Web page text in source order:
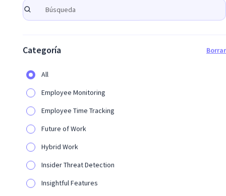
Categoría Borrar
All
Employee Monitoring
Employee Time Tracking
Future of Work
Hybrid Work
Insider Threat Detection
Insightful Features
WORKFORCE ANALYTICS
Las mejores alternativas a
Microsoft Viva Insights (2026)